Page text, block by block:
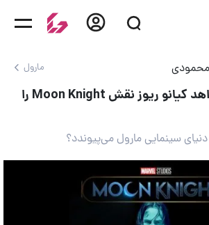
مارول
مارول هنوز می‌خواهد کیانو ریوز نقش Moon Knight را
دنیای سینمایی مارول می‌پیوندد؟